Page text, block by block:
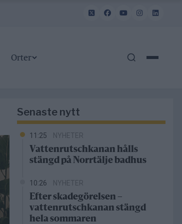
Orter
Senaste nytt
11:25 NYHETER
Vattenrutschkanan hålls
stängd på Norrtälje badhus
10:26 NYHETER
Efter skadegörelsen –
vattenrutschkanan stängd
hela sommaren